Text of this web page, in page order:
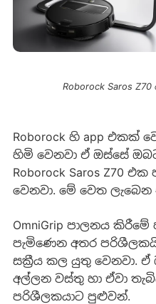
Roborock Saros
Roborock හි app එකක්
හිමි වෙනවා ඒ ඔස්සේ
Roborock Saros Z70
වෙනවා. මේ වෙත ලැබෙන
OmniGrip පාලනය කිරීමේ
පැමිණෙන අතර
සක්‍රීය කල යුතු වෙනවා.
අල්ලන වස්තු හා ඒවා
පරිශීලකයාට පුළුවන්.